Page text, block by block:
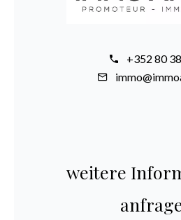
+352 80
weitere